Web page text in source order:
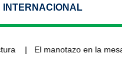
INTERNACIONAL
El manotazo en la mesa